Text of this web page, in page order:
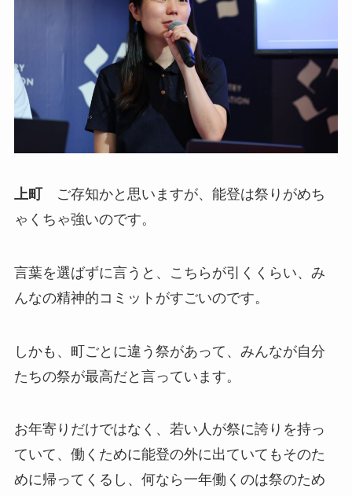
上町ご存知かと思いますが、能登は祭りがめち
ゃくちゃ強いのです。
言葉を選ばずに言うと、こちらが引くくらい、み
んなの精神的コミットがすごいのです。
しかも、町ごとに違う祭があって、みんなが自分
たちの祭が最高だと言っています。
お年寄りだけではなく、若い人が祭に誇りを持っ
ていて、働くために能登の外に出ていてもそのた
めに帰ってくるし、何なら一年働くのは祭のため